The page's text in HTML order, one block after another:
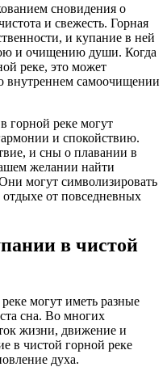
сновидения о
и свежесть. Горная
и купание в ней
и очищению души. Когда
реке, это может
внутреннем самоочищении
горной реке могут
и спокойствию.
и сны о плавании в
желании найти
могут символизировать
от повседневных
в чистой
могут иметь разные
сна. Во многих
жизни, движение и
в чистой горной реке
духа.